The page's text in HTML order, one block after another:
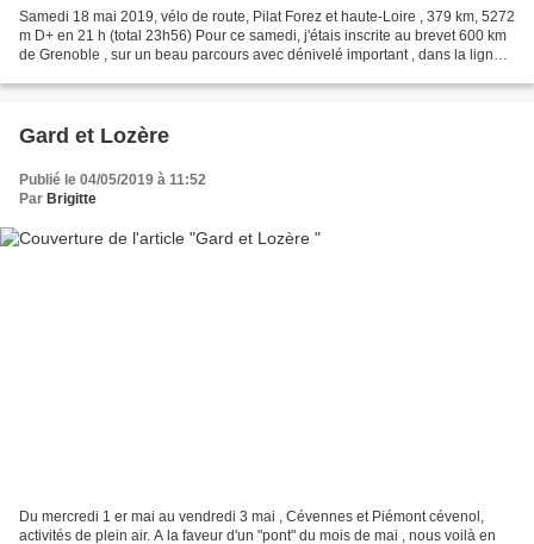
Samedi 18 mai 2019, vélo de route, Pilat Forez et haute-Loire , 379 km, 5272
m D+ en 21 h (total 23h56) Pour ce samedi, j'étais inscrite au brevet 600 km
de Grenoble , sur un beau parcours avec dénivelé important , dans la lignée
Gard et Lozère
Publié le 04/05/2019 à 11:52
Par Brigitte
Du mercredi 1 er mai au vendredi 3 mai , Cévennes et Piémont cévenol,
activités de plein air. A la faveur d'un "pont" du mois de mai , nous voilà en